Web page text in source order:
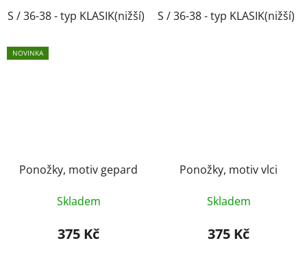
S / 36-38 - typ KLASIK(nižší) M / 39-41- typ KLASIK(nižší)
S / 36-38 - typ KLASIK(nižší)
NOVINKA
Ponožky, motiv gepard
Skladem
375 Kč
Ponožky, motiv vlci
Skladem
375 Kč